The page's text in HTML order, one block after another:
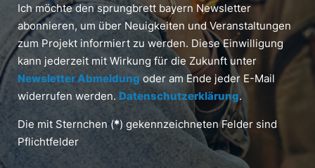
Ich möchte den sprungbrett bayern Newsletter
abonnieren, um über Neuigkeiten und Veranstaltungen
zum Projekt informiert zu werden. Diese Einwilligung
kann jederzeit mit Wirkung für die Zukunft unter
Newsletter Abmeldung oder am Ende jeder E-Mail
widerrufen werden. Datenschutzerklärung.
Die mit Sternchen (*) gekennzeichneten Felder sind
Pflichtfelder